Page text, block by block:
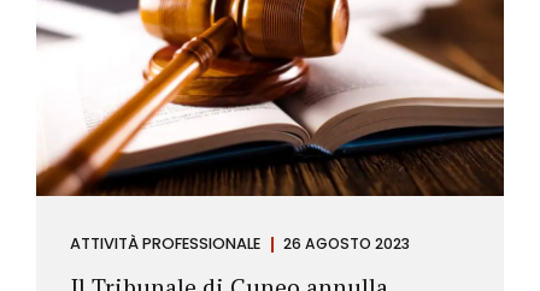
ATTIVITÀ PROFESSIONALE 26 AGOSTO 2023